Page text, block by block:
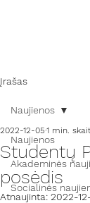
Įrašas
Naujienos
Akademinės
Socialinės
Naujienos
Studentų
posėdis
2022-12-05 1 min.
Atnaujinta: 2022-